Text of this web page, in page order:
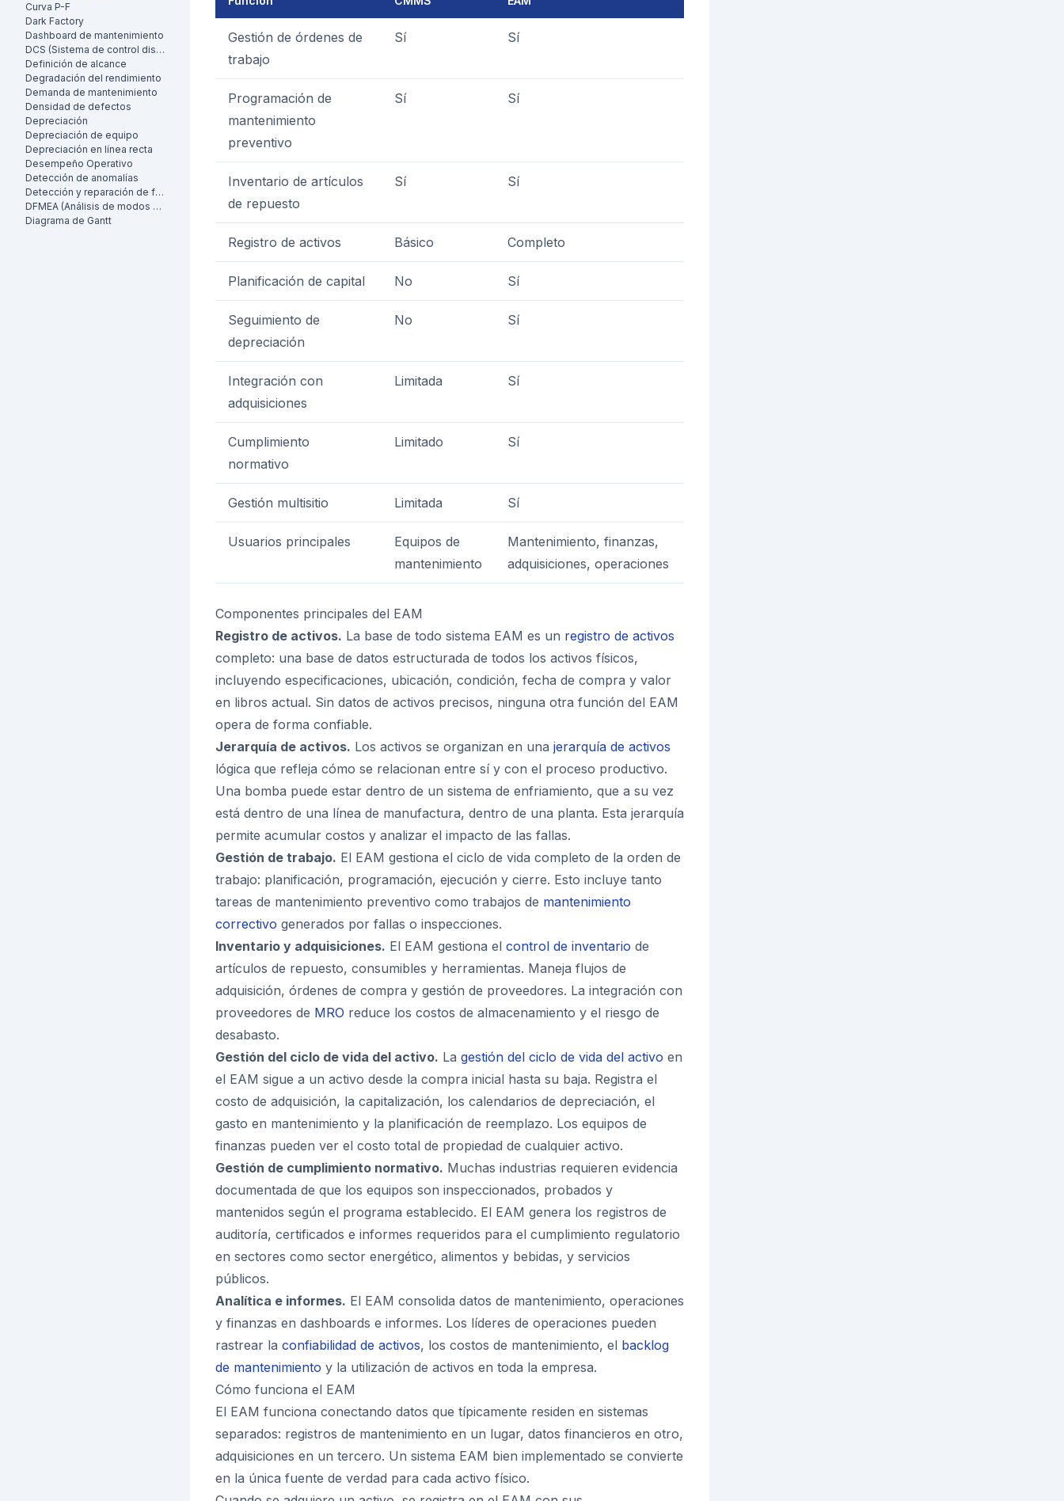
Curva P-F
Dark Factory
Dashboard de mantenimiento
DCS (Sistema de control distribuido)
Definición de alcance
Degradación del rendimiento
Demanda de mantenimiento
Densidad de defectos
Depreciación
Depreciación de equipo
Depreciación en línea recta
Desempeño Operativo
Detección de anomalías
Detección y reparación de fugas (LDAR)
DFMEA (Análisis de modos de falla y efectos de diseño)
Diagrama de Gantt
Gestión de órdenes de
trabajo
Sí Sí
Programación de
mantenimiento
preventivo
Sí Sí
Inventario de artículos
de repuesto
Sí Sí
Registro de activos Básico Completo
Planificación de capital No Sí
Seguimiento de
depreciación
No Sí
Integración con
adquisiciones
Limitada Sí
Cumplimiento
normativo
Limitado Sí
Gestión multisitio Limitada Sí
Usuarios principales
Equipos de
mantenimiento
Mantenimiento, finanzas,
adquisiciones, operaciones
Componentes principales del EAM
Registro de activos. La base de todo sistema EAM es un registro de activos
completo: una base de datos estructurada de todos los activos físicos,
incluyendo especificaciones, ubicación, condición, fecha de compra y valor
en libros actual. Sin datos de activos precisos, ninguna otra función del EAM
opera de forma confiable.
Jerarquía de activos. Los activos se organizan en una jerarquía de activos
lógica que refleja cómo se relacionan entre sí y con el proceso productivo.
Una bomba puede estar dentro de un sistema de enfriamiento, que a su vez
está dentro de una línea de manufactura, dentro de una planta. Esta jerarquía
permite acumular costos y analizar el impacto de las fallas.
Gestión de trabajo. El EAM gestiona el ciclo de vida completo de la orden de
trabajo: planificación, programación, ejecución y cierre. Esto incluye tanto
tareas de mantenimiento preventivo como trabajos de mantenimiento
correctivo generados por fallas o inspecciones.
Inventario y adquisiciones. El EAM gestiona el control de inventario de
artículos de repuesto, consumibles y herramientas. Maneja flujos de
adquisición, órdenes de compra y gestión de proveedores. La integración con
proveedores de MRO reduce los costos de almacenamiento y el riesgo de
desabasto.
Gestión del ciclo de vida del activo. La gestión del ciclo de vida del activo en
el EAM sigue a un activo desde la compra inicial hasta su baja. Registra el
costo de adquisición, la capitalización, los calendarios de depreciación, el
gasto en mantenimiento y la planificación de reemplazo. Los equipos de
finanzas pueden ver el costo total de propiedad de cualquier activo.
Gestión de cumplimiento normativo. Muchas industrias requieren evidencia
documentada de que los equipos son inspeccionados, probados y
mantenidos según el programa establecido. El EAM genera los registros de
auditoría, certificados e informes requeridos para el cumplimiento regulatorio
en sectores como sector energético, alimentos y bebidas, y servicios
públicos.
Analítica e informes. El EAM consolida datos de mantenimiento, operaciones
y finanzas en dashboards e informes. Los líderes de operaciones pueden
rastrear la confiabilidad de activos, los costos de mantenimiento, el backlog
de mantenimiento y la utilización de activos en toda la empresa.
Cómo funciona el EAM
El EAM funciona conectando datos que típicamente residen en sistemas
separados: registros de mantenimiento en un lugar, datos financieros en otro,
adquisiciones en un tercero. Un sistema EAM bien implementado se convierte
en la única fuente de verdad para cada activo físico.